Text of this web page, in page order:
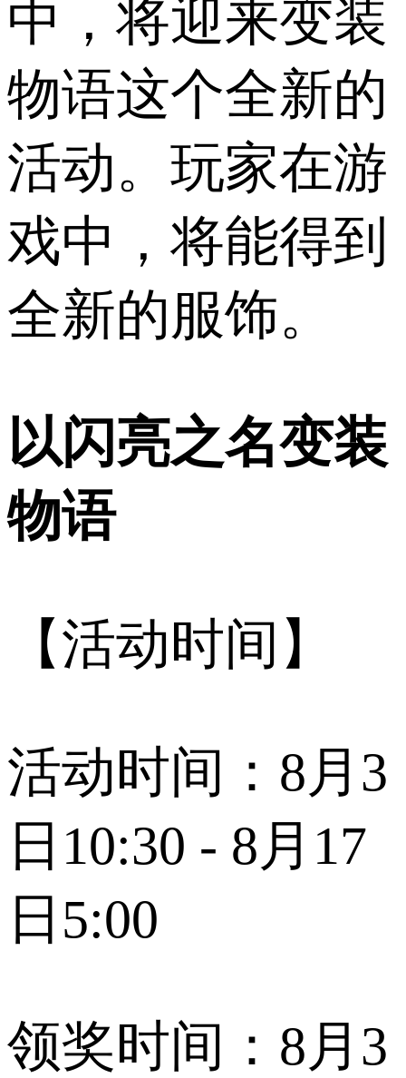
中，将迎来变装
物语这个全新的
活动。玩家在游
戏中，将能得到
全新的服饰。
以闪亮之名变装
物语
【活动时间】
活动时间：8月3
日10:30 - 8月17
日5:00
领奖时间：8月3